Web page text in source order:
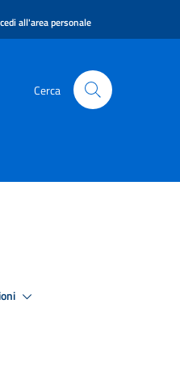
all'area personale
Cerca